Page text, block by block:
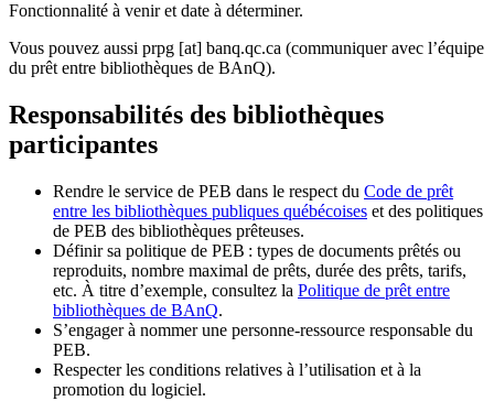
Fonctionnalité à venir et date à déterminer.
Vous pouvez aussi prpg [at] banq.qc.ca (communiquer avec l’équipe
du prêt entre bibliothèques de BAnQ).
Responsabilités des bibliothèques
participantes
Rendre le service de PEB dans le respect du Code de prêt
entre les bibliothèques publiques québécoises et des politiques
de PEB des bibliothèques prêteuses.
Définir sa politique de PEB : types de documents prêtés ou
reproduits, nombre maximal de prêts, durée des prêts, tarifs,
etc. À titre d’exemple, consultez la Politique de prêt entre
bibliothèques de BAnQ.
S’engager à nommer une personne-ressource responsable du
PEB.
Respecter les conditions relatives à l’utilisation et à la
promotion du logiciel.